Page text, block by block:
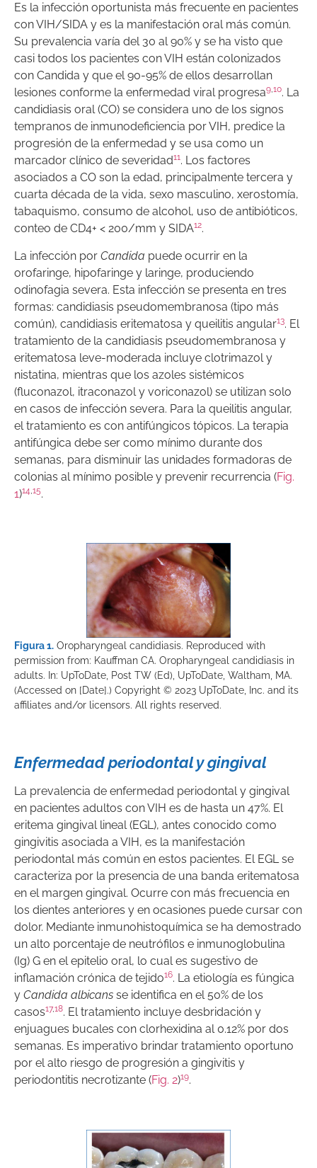
Es la infección oportunista más frecuente en pacientes
con VIH/SIDA y es la manifestación oral más común.
Su prevalencia varía del 30 al 90% y se ha visto que
casi todos los pacientes con VIH están colonizados
con Candida y que el 90-95% de ellos desarrollan
lesiones conforme la enfermedad viral progresa9,10. La
candidiasis oral (CO) se considera uno de los signos
tempranos de inmunodeficiencia por VIH, predice la
progresión de la enfermedad y se usa como un
marcador clínico de severidad11. Los factores
asociados a CO son la edad, principalmente tercera y
cuarta década de la vida, sexo masculino, xerostomía,
tabaquismo, consumo de alcohol, uso de antibióticos,
conteo de CD4+ < 200/mm y SIDA12.
La infección por Candida puede ocurrir en la
orofaringe, hipofaringe y laringe, produciendo
odinofagia severa. Esta infección se presenta en tres
formas: candidiasis pseudomembranosa (tipo más
común), candidiasis eritematosa y queilitis angular13. El
tratamiento de la candidiasis pseudomembranosa y
eritematosa leve-moderada incluye clotrimazol y
nistatina, mientras que los azoles sistémicos
(fluconazol, itraconazol y voriconazol) se utilizan solo
en casos de infección severa. Para la queilitis angular,
el tratamiento es con antifúngicos tópicos. La terapia
antifúngica debe ser como mínimo durante dos
semanas, para disminuir las unidades formadoras de
colonias al mínimo posible y prevenir recurrencia (Fig.
1)14 15.
Figura 1. Oropharyngeal candidiasis. Reproduced with
permission from: Kauffman CA. Oropharyngeal candidiasis in
adults. In: UpToDate, Post TW (Ed), UpToDate, Waltham, MA.
(Accessed on [Date].) Copyright © 2023 UpToDate, Inc. and its
affiliates and/or licensors. All rights reserved.
Enfermedad periodontal y gingival
La prevalencia de enfermedad periodontal y gingival
en pacientes adultos con VIH es de hasta un 47%. El
eritema gingival lineal (EGL), antes conocido como
gingivitis asociada a VIH, es la manifestación
periodontal más común en estos pacientes. El EGL se
caracteriza por la presencia de una banda eritematosa
en el margen gingival. Ocurre con más frecuencia en
los dientes anteriores y en ocasiones puede cursar con
dolor. Mediante inmunohistoquímica se ha demostrado
un alto porcentaje de neutrófilos e inmunoglobulina
(Ig) G en el epitelio oral, lo cual es sugestivo de
inflamación crónica de tejido16. La etiología es fúngica
y Candida albicans se identifica en el 50% de los
casos17,18. El tratamiento incluye desbridación y
enjuagues bucales con clorhexidina al 0.12% por dos
semanas. Es imperativo brindar tratamiento oportuno
por el alto riesgo de progresión a gingivitis y
periodontitis necrotizante (Fig. 2)19.